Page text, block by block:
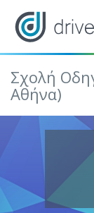
Σχολή
Αθήνα)